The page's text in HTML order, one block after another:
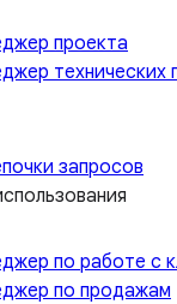
проекта
технических
запросов
по работе с
по продажам